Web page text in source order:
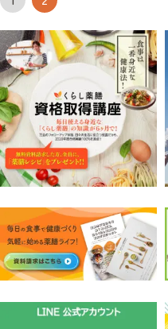
稿
の
ペ
ー
ジ
送
り